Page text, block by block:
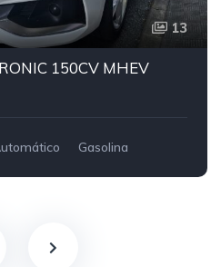
13
150CV MHEV
Gasolina